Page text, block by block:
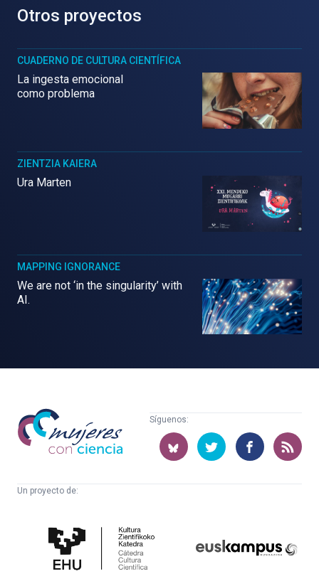
Otros proyectos
CUADERNO DE CULTURA CIENTÍFICA
La ingesta emocional
como problema
ZIENTZIA KAIERA
Ura Marten
MAPPING IGNORANCE
We are not ‘in the singularity’ with
AI.
Mujeres
con
ciencia
Síguenos:
Un proyecto de:
Cultura
Científica